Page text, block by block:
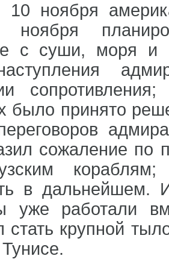
10 ноября
с суши, моря
было принято
сожаление по
в дальнейшем.
уже работали
крупной